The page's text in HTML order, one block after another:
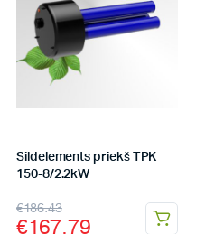
Sildelements priekš TPK
150-8/2.2kW
€186.43
€167.79